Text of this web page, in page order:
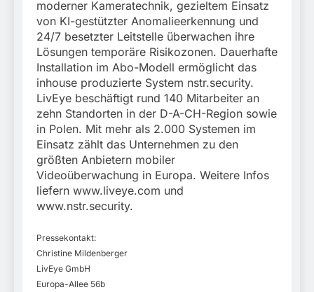
moderner Kameratechnik, gezieltem Einsatz
von KI-gestützter Anomalieerkennung und
24/7 besetzter Leitstelle überwachen ihre
Lösungen temporäre Risikozonen. Dauerhafte
Installation im Abo-Modell ermöglicht das
inhouse produzierte System nstr.security.
LivEye beschäftigt rund 140 Mitarbeiter an
zehn Standorten in der D-A-CH-Region sowie
in Polen. Mit mehr als 2.000 Systemen im
Einsatz zählt das Unternehmen zu den
größten Anbietern mobiler
Videoüberwachung in Europa. Weitere Infos
liefern www.liveye.com und
www.nstr.security.
Pressekontakt:
Christine Mildenberger
LivEye GmbH
Europa-Allee 56b